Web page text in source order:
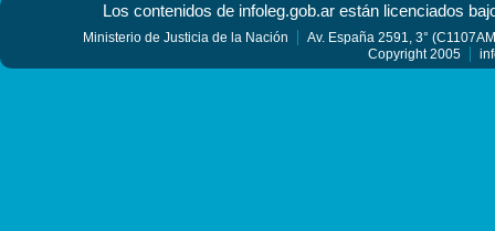
Los contenidos de infoleg.gob.ar están licenciados
Ministerio de Justicia de la Nación
Av. España 2591, 3°
Copyright 2005